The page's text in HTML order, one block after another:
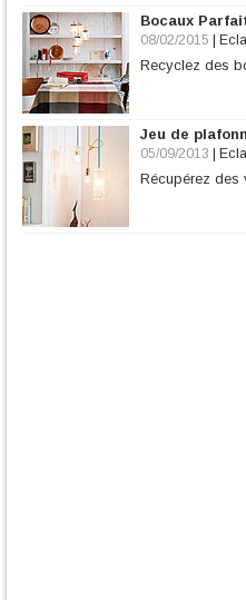
Bocaux
08/02/2015
Recyclez des
Jeu de
05/09/2013
Récupérez des